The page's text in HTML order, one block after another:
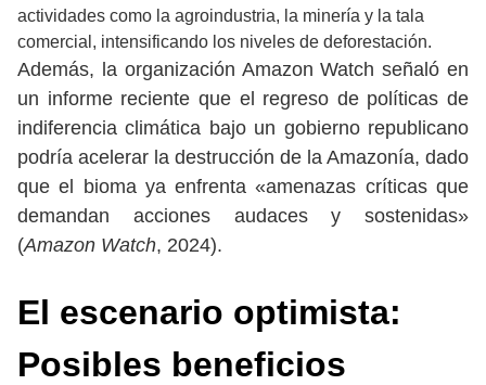
actividades como la agroindustria, la minería y la tala
comercial, intensificando los niveles de deforestación.
Además, la organización Amazon Watch señaló en
un informe reciente que el regreso de políticas de
indiferencia climática bajo un gobierno republicano
podría acelerar la destrucción de la Amazonía, dado
que el bioma ya enfrenta «amenazas críticas que
demandan acciones audaces y sostenidas»
(Amazon Watch, 2024).
El escenario optimista:
Posibles beneficios